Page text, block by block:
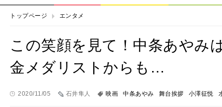
トップページ エンタメ
この笑顔を見て！中条あやみ
金メダリストからも…
2020/11/05 石井隼人 映画 中条あやみ 舞台挨拶 小澤征悦